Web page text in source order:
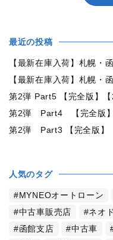
最近の投稿
人気のタグ
MYNEOオートローン
中古車販売店
ネオ
函館支店
中古車